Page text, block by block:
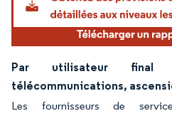
Par utilisateur final
télécommunications,
Les fournisseurs de